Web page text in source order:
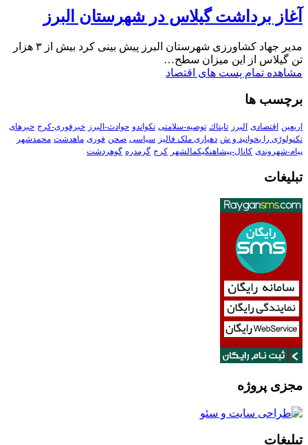
آغاز برداشت گیلاس در شهرستان البرز
مدیر جهاد کشاورزی شهرستان البرز پیش بینی کرد بیش از ۳ هزار
تن گیلاس از این میزان سطح…
مشاهده تمام پست های اقتصاد
برچسب ها
اربعین اقتصادی البرز تابناك توصیه-سلامتی تکواندو حوادث-البرز خبرفوری-کرج خبرهای
تکنولوڑی را بخوانید و ش دهیاری ملک فالیز سیاسی صحن فوری ماهدشت محمدشهر
پیام-شهروندی کانال-پیشاهنگیکمالشهر کرج گرمدره گوهردشت
تبلیغات
مجزی پروژه
تبلیغات